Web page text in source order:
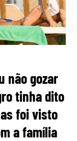
não gozar
tinha dito
foi visto
a família